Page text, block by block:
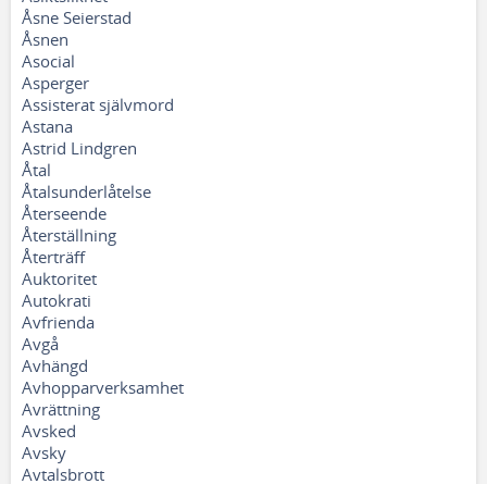
Åsne Seierstad
Åsnen
Asocial
Asperger
Assisterat självmord
Astana
Astrid Lindgren
Åtal
Åtalsunderlåtelse
Återseende
Återställning
Återträff
Auktoritet
Autokrati
Avfrienda
Avgå
Avhängd
Avhopparverksamhet
Avrättning
Avsked
Avsky
Avtalsbrott